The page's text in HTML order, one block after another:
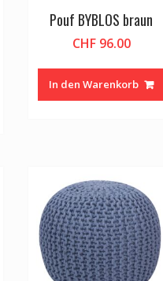
Pouf BYBLOS braun
CHF96.00
In den Warenkorb